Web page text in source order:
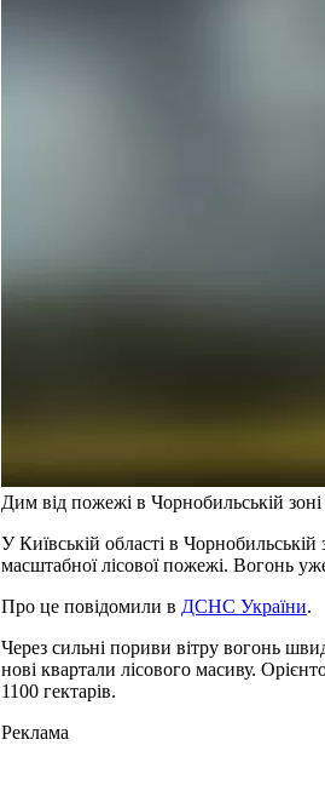
Дим від пожежі в Чорнобильській
У Київській області в Чорнобильській
масштабної лісової пожежі. Вогонь
Про це повідомили в ДСНС України.
Через сильні пориви вітру вогонь
нові квартали лісового масиву.
1100 гектарів.
Реклама